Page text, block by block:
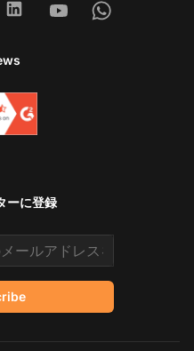
LinkedinYoutubeWhatsapp
ーに登録